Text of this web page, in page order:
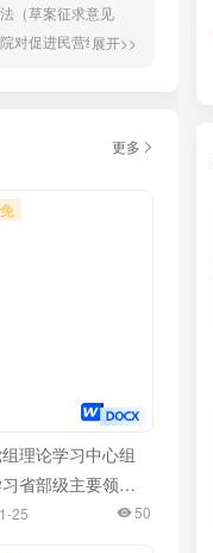
（草案征求意见
对促进民营经济发
展开>>
更多
理论学习中心组
省部级主要领导
贯彻党的二十届
25 50